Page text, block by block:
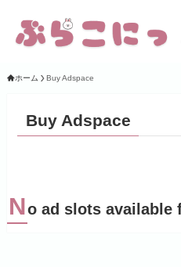
ホーム Buy Adspace
Buy Adspace
No ad slots available